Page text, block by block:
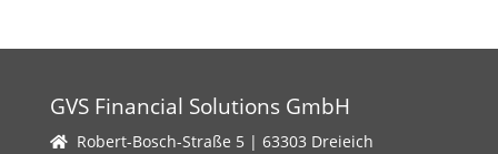
GVS Financial Solutions GmbH
Robert-Bosch-Straße 5 | 63303 Dreieich